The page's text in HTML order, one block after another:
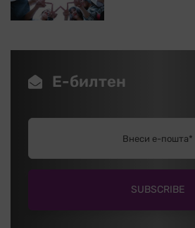
Е-билтен